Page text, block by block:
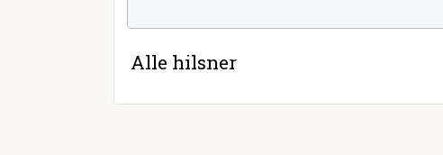
Alle hilsner